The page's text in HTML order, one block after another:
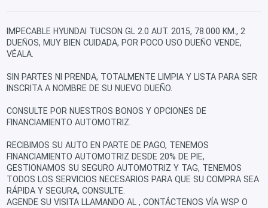
IMPECABLE HYUNDAI TUCSON GL 2.0 AUT. 2015, 78.000 KM., 2
DUEÑOS, MUY BIEN CUIDADA, POR POCO USO DUEÑO VENDE,
VÉALA.
SIN PARTES NI PRENDA, TOTALMENTE LIMPIA Y LISTA PARA SER
INSCRITA A NOMBRE DE SU NUEVO DUEÑO.
CONSULTE POR NUESTROS BONOS Y OPCIONES DE
FINANCIAMIENTO AUTOMOTRIZ.
RECIBIMOS SU AUTO EN PARTE DE PAGO, TENEMOS
FINANCIAMIENTO AUTOMOTRIZ DESDE 20% DE PIE,
GESTIONAMOS SU SEGURO AUTOMOTRIZ Y TAG, TENEMOS
TODOS LOS SERVICIOS NECESARIOS PARA QUE SU COMPRA SEA
RÁPIDA Y SEGURA, CONSULTE.
AGENDE SU VISITA LLAMANDO AL , CONTÁCTENOS VÍA WSP O